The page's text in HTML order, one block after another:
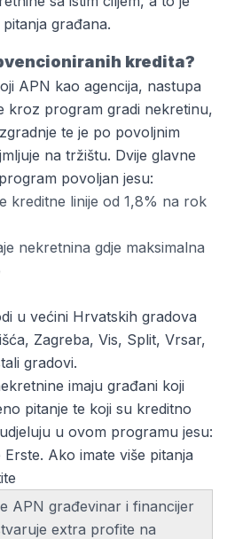
građana.
kredita?
APN kao agencija, nastupa
kroz program gradi nekretinu,
te je po povoljnim
na tržištu. Dvije glavne
povoljan jesu:
kreditne linije od 1,8% na rok
nekretnina gdje maksimalna
u većini Hrvatskih gradova
Zagreba, Vis, Split, Vrsar,
gradovi.
imaju građani koji
pitanje te koji su kreditno
u ovom programu jesu:
Ako imate više pitanja
APN građevinar i financijer
extra profite na